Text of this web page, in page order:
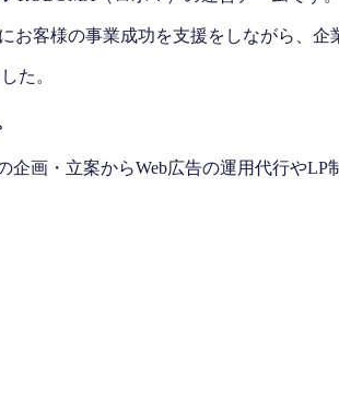
お客様の事業成功を支援をしながら、
た。
画・立案からWeb広告の運用代行やLP